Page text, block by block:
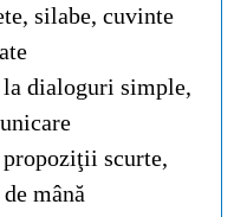
silabe, cuvinte
la dialoguri simple,
scurte,
mână